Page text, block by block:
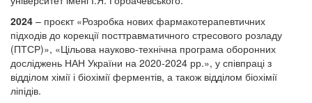
2024 – проєкт «Розробка нових фармакотерапевтичних
підходів до корекції посттравматичного стресового розладу
(ПТСР)», «Цільова науково-технічна програма оборонних
досліджень НАН України на 2020-2024 рр.», у співпраці з
відділом хімії і біохімії ферментів, а також відділом біохімії
ліпідів.